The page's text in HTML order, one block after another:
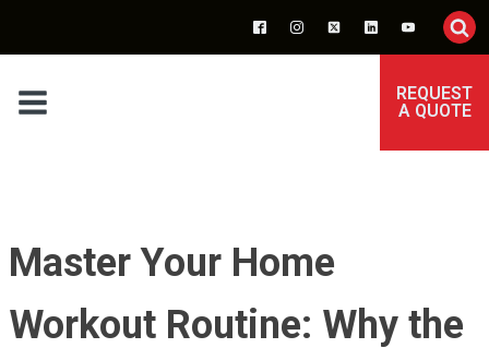
REQUEST
A QUOTE
Master Your Home
Workout Routine: Why the